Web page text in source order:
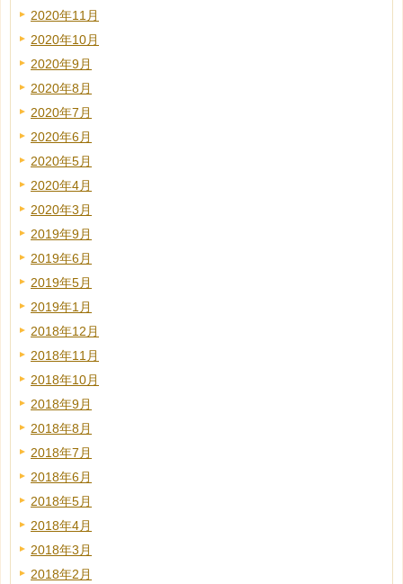
2020年11月
2020年10月
2020年9月
2020年8月
2020年7月
2020年6月
2020年5月
2020年4月
2020年3月
2019年9月
2019年6月
2019年5月
2019年1月
2018年12月
2018年11月
2018年10月
2018年9月
2018年8月
2018年7月
2018年6月
2018年5月
2018年4月
2018年3月
2018年2月